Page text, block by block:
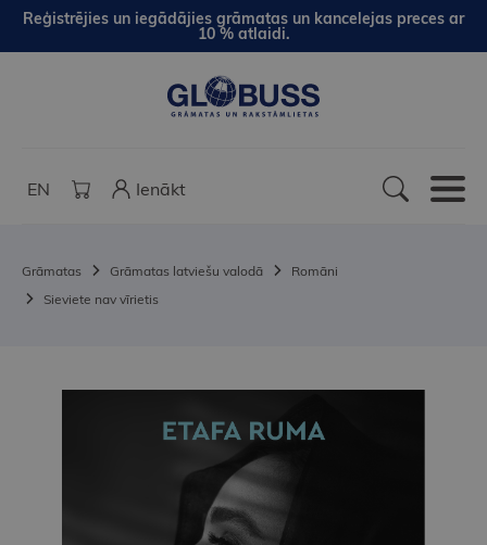
Reģistrējies un iegādājies grāmatas un kancelejas preces ar
10 % atlaidi.
EN Ienākt
Grāmatas Grāmatas latviešu valodā
Romāni
Sieviete nav vīrietis